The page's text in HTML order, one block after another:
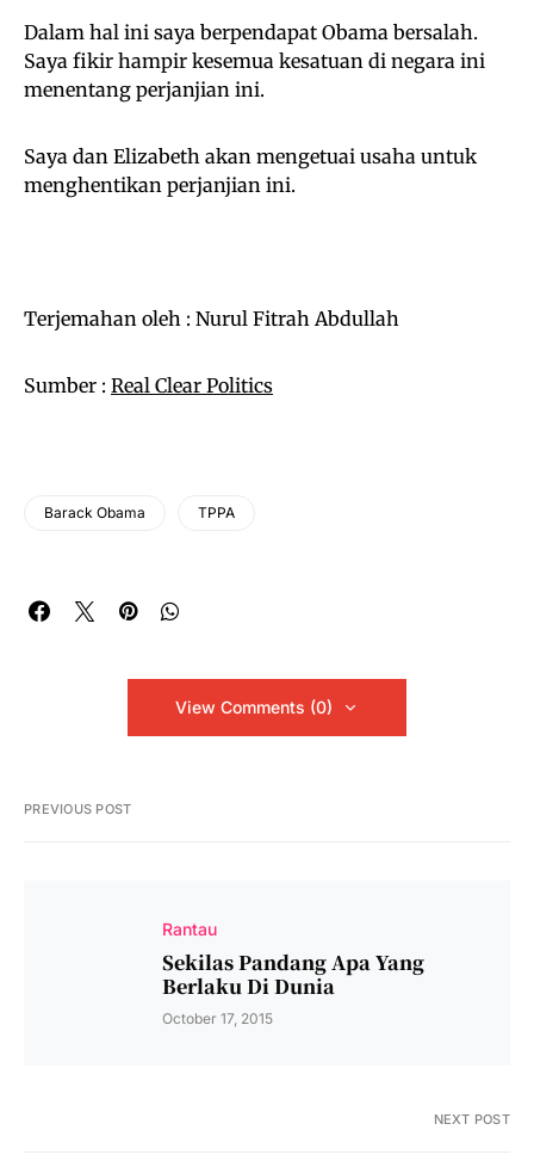
Dalam hal ini saya berpendapat Obama bersalah.
Saya fikir hampir kesemua kesatuan di negara ini
menentang perjanjian ini.
Saya dan Elizabeth akan mengetuai usaha untuk
menghentikan perjanjian ini.
Terjemahan oleh : Nurul Fitrah Abdullah
Sumber : Real Clear Politics
Barack Obama TPPA
View Comments (0)
PREVIOUS POST
Rantau
Sekilas Pandang Apa Yang
Berlaku Di Dunia
October 17, 2015
NEXT POST